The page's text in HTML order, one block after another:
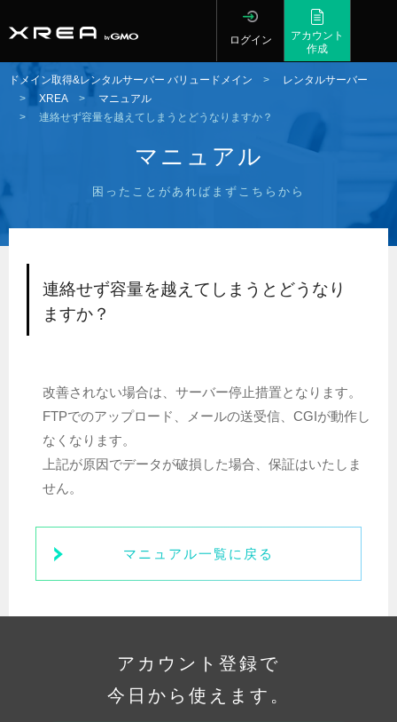
ログイン
アカウント
作成
ドメイン取得&レンタルサーバー バリュードメイン > レンタルサーバー
> XREA > マニュアル
> 連絡せず容量を越えてしまうとどうなりますか？
マニュアル
困ったことがあればまずこちらから
連絡せず容量を越えてしまうとどうなり
ますか？
改善されない場合は、サーバー停止措置となります。
FTPでのアップロード、メールの送受信、CGIが動作し
なくなります。
上記が原因でデータが破損した場合、保証はいたしま
せん。
マニュアル一覧に戻る
アカウント登録で
今日から使えます。